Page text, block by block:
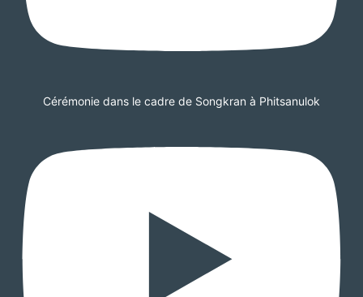
Cérémonie dans le cadre de Songkran à Phitsanulok